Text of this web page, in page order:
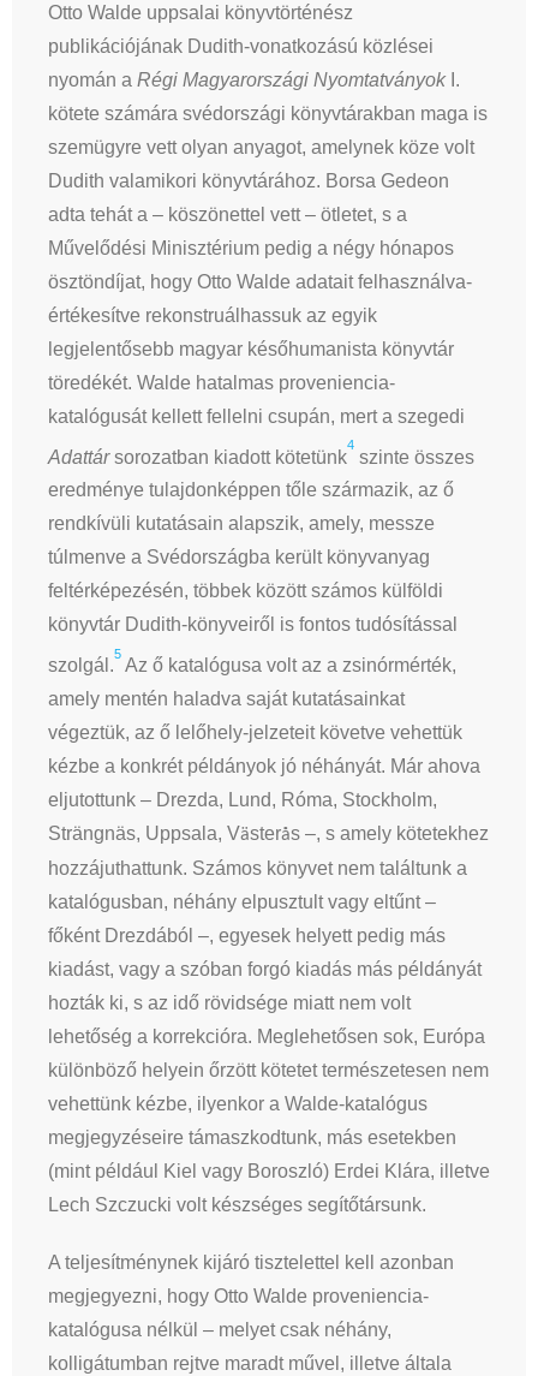
Otto Walde uppsalai könyvtörténész
publikációjának Dudith-vonatkozású közlései
nyomán a Régi Magyarországi NyomtatványokI.
kötete számára svédországi könyvtárakban maga is
szemügyre vett olyan anyagot, amelynek köze volt
Dudith valamikori könyvtárához. Borsa Gedeon
adta tehát a – köszönettel vett – ötletet, s a
Művelődési Minisztérium pedig a négy hónapos
ösztöndíjat, hogy Otto Walde adatait felhasználva-
értékesítve rekonstruálhassuk az egyik
legjelentősebb magyar későhumanista könyvtár
töredékét. Walde hatalmas proveniencia-
katalógusát kellett fellelni csupán, mert a szegedi
Adattársorozatban kiadott kötetünk
4
szinte összes
eredménye tulajdonképpen tőle származik, az ő
rendkívüli kutatásain alapszik, amely, messze
túlmenve a Svédországba került könyvanyag
feltérképezésén, többek között számos külföldi
könyvtár Dudith-könyveiről is fontos tudósítással
szolgál.
5
Az ő katalógusa volt az a zsinórmérték,
amely mentén haladva saját kutatásainkat
végeztük, az ő lelőhely-jelzeteit követve vehettük
kézbe a konkrét példányok jó néhányát. Már ahova
eljutottunk – Drezda, Lund, Róma, Stockholm,
Strängnäs, Uppsala, Västerås –, s amely kötetekhez
hozzájuthattunk. Számos könyvet nem találtunk a
katalógusban, néhány elpusztult vagy eltűnt –
főként Drezdából –, egyesek helyett pedig más
kiadást, vagy a szóban forgó kiadás más példányát
hozták ki, s az idő rövidsége miatt nem volt
lehetőség a korrekcióra. Meglehetősen sok, Európa
különböző helyein őrzött kötetet természetesen nem
vehettünk kézbe, ilyenkor a Walde-katalógus
megjegyzéseire támaszkodtunk, más esetekben
(mint például Kiel vagy Boroszló) Erdei Klára, illetve
Lech Szczucki volt készséges segítőtársunk.
A teljesítménynek kijáró tisztelettel kell azonban
megjegyezni, hogy Otto Walde proveniencia-
katalógusa nélkül – melyet csak néhány,
kolligátumban rejtve maradt művel, illetve általa